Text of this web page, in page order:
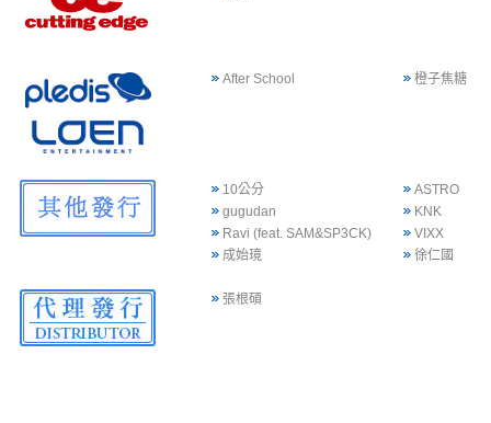
After School 橙子焦糖
10公分
ASTRO
gugudan
KNK
Ravi (feat. SAM&SP3CK)
VIXX
成始璄
徐仁國
張根碩